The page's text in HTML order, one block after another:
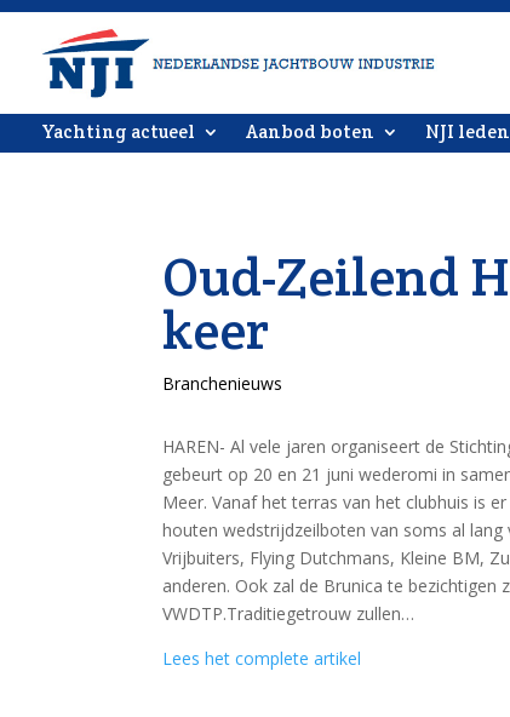
Yachting actueel Aanbod boten NJI leden
Oud-Zeilend
keer
Branchenieuws
HAREN- Al vele jaren organiseert de
gebeurt op 20 en 21 juni wederomi in
Meer. Vanaf het terras van het clubhuis is
houten wedstrijdzeilboten van soms al
Vrijbuiters, Flying Dutchmans, Kleine BM,
anderen. Ook zal de Brunica te
VWDTP.Traditiegetrouw zullen…
Lees het complete artikel